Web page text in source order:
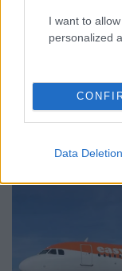
I want to
personalized
Data Deletion